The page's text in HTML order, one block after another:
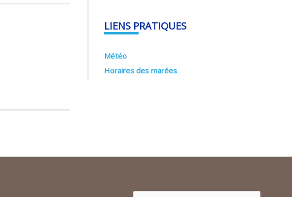
LIENS PRATIQUES
Météo
Horaires des marées